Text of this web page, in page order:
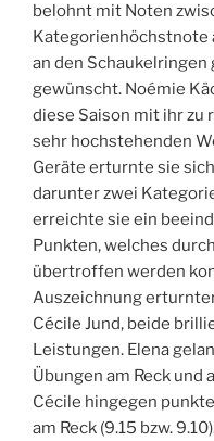
belohnt mit Noten
Kategorienhöchstnote
an den
gewünscht. Noémie
diese Saison mit ihr zu
sehr hochstehenden
Geräte erturnte sie
darunter zwei
erreichte sie ein
Punkten, welches
übertroffen werden
Auszeichnung
Cécile Jund, beide
Leistungen. Elena
Übungen am Reck und
Cécile hingegen
am Reck (9.15 bzw.